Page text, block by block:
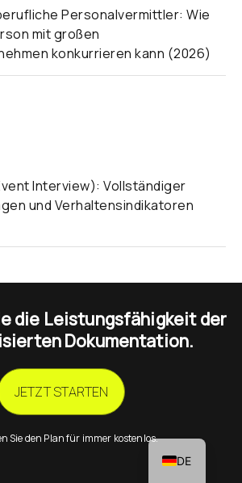
Personalvermittler: Wie
mit großen
konkurrieren kann (2026)
Interview): Vollständiger
und Verhaltensindikatoren
die Leistungsfähigkeit der
Dokumentation.
JETZT STARTEN
Sie den Plan für immer kostenlos.
DE
PT